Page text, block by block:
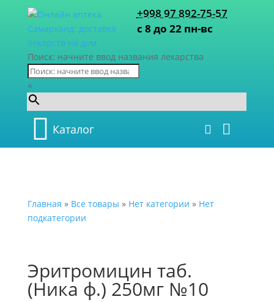
+998 97 892-75-57
с 8 до 22 пн-вс
Поиск: начните ввод названия лекарства
×
Каталог
Главная » Все товары » Нет категории » Нет
подкатегории
Эритромицин таб.
(Ника ф.) 250мг №10